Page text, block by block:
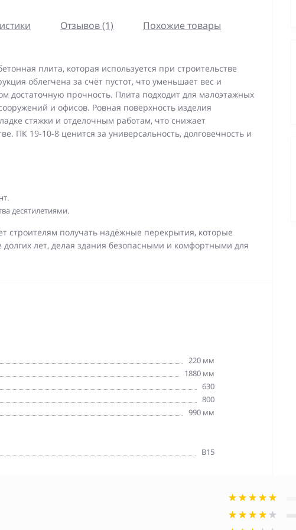
Отзывов (1) Похожие товары
плита, которая используется при строительстве
облегчена за счёт пустот, что уменьшает вес и
достаточную прочность. Плита подходит для малоэтажных
и офисов. Ровная поверхность изделия
стяжки и отделочным работам, что снижает
ПК 19-10-8 ценится за универсальность, долговечность и
десятилетиями.
строителям получать надёжные перекрытия, которые
долгих лет, делая здания безопасными и комфортными для
220 мм
1880 мм
630
800
990 мм
В15